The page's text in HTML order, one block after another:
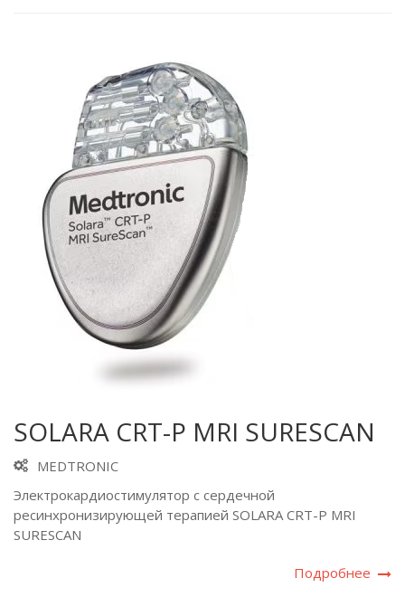
SOLARA CRT-P MRI SURESCAN
MEDTRONIC
Электрокардиостимулятор с сердечной
ресинхронизирующей терапией SOLARA CRT-P MRI
SURESCAN
Подробнее